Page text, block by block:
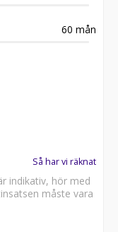
60 mån
Så har vi räknat
indikativ, hör med
måste vara